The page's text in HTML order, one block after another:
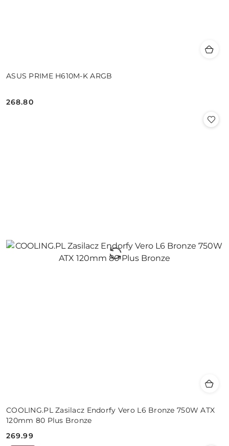
ASUS PRIME H610M-K ARGB
Cena:
268.80
COOLING.PL Zasilacz Endorfy Vero L6 Bronze 750W ATX
120mm 80 Plus Bronze
Cena:
269.99